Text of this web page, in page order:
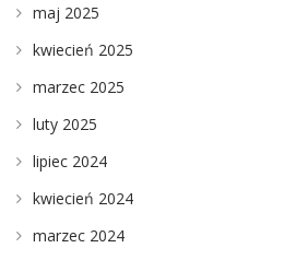
maj 2025
kwiecień 2025
marzec 2025
luty 2025
lipiec 2024
kwiecień 2024
marzec 2024